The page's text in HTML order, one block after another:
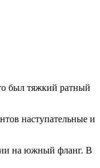
был тяжкий ратный
наступательные и
на южный фланг. В